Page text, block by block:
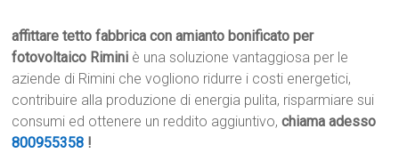
affittare tetto fabbrica con amianto bonificato per
fotovoltaico Rimini è una soluzione vantaggiosa per le
aziende di Rimini che vogliono ridurre i costi energetici,
contribuire alla produzione di energia pulita, risparmiare sui
consumi ed ottenere un reddito aggiuntivo,chiama adesso
800955358 !